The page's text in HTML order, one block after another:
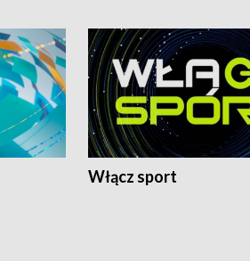
Włącz sport